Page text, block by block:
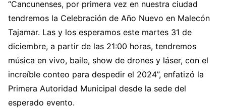
“Cancunenses, por primera vez en nuestra ciudad
tendremos la Celebración de Año Nuevo en Malecón
Tajamar. Las y los esperamos este martes 31 de
diciembre, a partir de las 21:00 horas, tendremos
música en vivo, baile, show de drones y láser, con el
increíble conteo para despedir el 2024”, enfatizó la
Primera Autoridad Municipal desde la sede del
esperado evento.